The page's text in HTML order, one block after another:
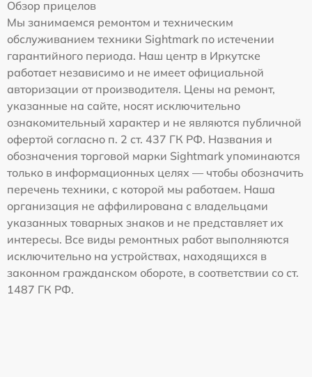
Обзор прицелов
Мы занимаемся ремонтом и техническим
обслуживанием техники Sightmark по истечении
гарантийного периода. Наш центр в Иркутске
работает независимо и не имеет официальной
авторизации от производителя. Цены на ремонт,
указанные на сайте, носят исключительно
ознакомительный характер и не являются публичной
офертой согласно п. 2 ст. 437 ГК РФ. Названия и
обозначения торговой марки Sightmark упоминаются
только в информационных целях — чтобы обозначить
перечень техники, с которой мы работаем. Наша
организация не аффилирована с владельцами
указанных товарных знаков и не представляет их
интересы. Все виды ремонтных работ выполняются
исключительно на устройствах, находящихся в
законном гражданском обороте, в соответствии со ст.
1487 ГК РФ.